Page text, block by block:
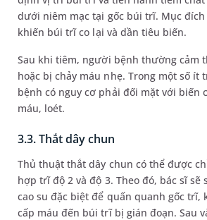
dưới niêm mạc tại gốc búi trĩ. Mục
khiến búi trĩ co lại và dần tiêu biến.
Sau khi tiêm, người bệnh thường cảm
hoặc bị chảy máu nhẹ. Trong một số
bệnh có nguy cơ phải đối mặt với biến
máu, loét.
3.3. Thắt dây chun
Thủ thuật thắt dây chun có thể được
hợp trĩ độ 2 và độ 3. Theo đó, bác sĩ sẽ
cao su đặc biệt để quấn quanh gốc trĩ,
cấp máu đến búi trĩ bị gián đoạn. Sau